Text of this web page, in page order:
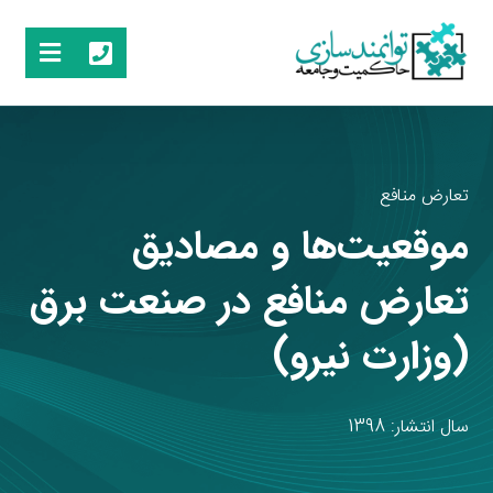
تعارض منافع
موقعیت‌ها و مصادیق
تعارض منافع در صنعت برق
(وزارت نیرو)
سال انتشار: 1398